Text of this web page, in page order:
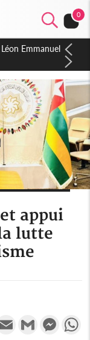
0
un
appui
lutte
TwitterEmail Gmail